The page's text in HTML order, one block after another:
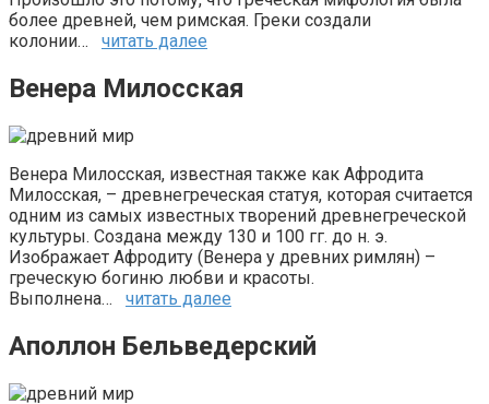
более древней, чем римская. Греки создали
колонии… читать далее
Венера Милосская
Венера Милосская, известная также как Афродита
Милосская, – древнегреческая статуя, которая считается
одним из самых известных творений древнегреческой
культуры. Создана между 130 и 100 гг. до н. э.
Изображает Афродиту (Венера у древних римлян) –
греческую богиню любви и красоты.
Выполнена… читать далее
Аполлон Бельведерский